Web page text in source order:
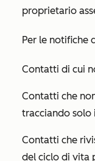
proprietario
Per le notifiche
Contatti di cui
Contatti che
tracciando solo
Contatti che
del ciclo di vita